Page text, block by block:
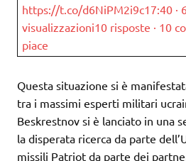
https://t.co/d6NiPM2i9c17:40 ·
visualizzazioni10 risposte · 10
piace
Questa situazione si è
tra i massimi esperti militari
Beskrestnov si è lanciato in una
la disperata ricerca da parte
missili Patriot da parte dei